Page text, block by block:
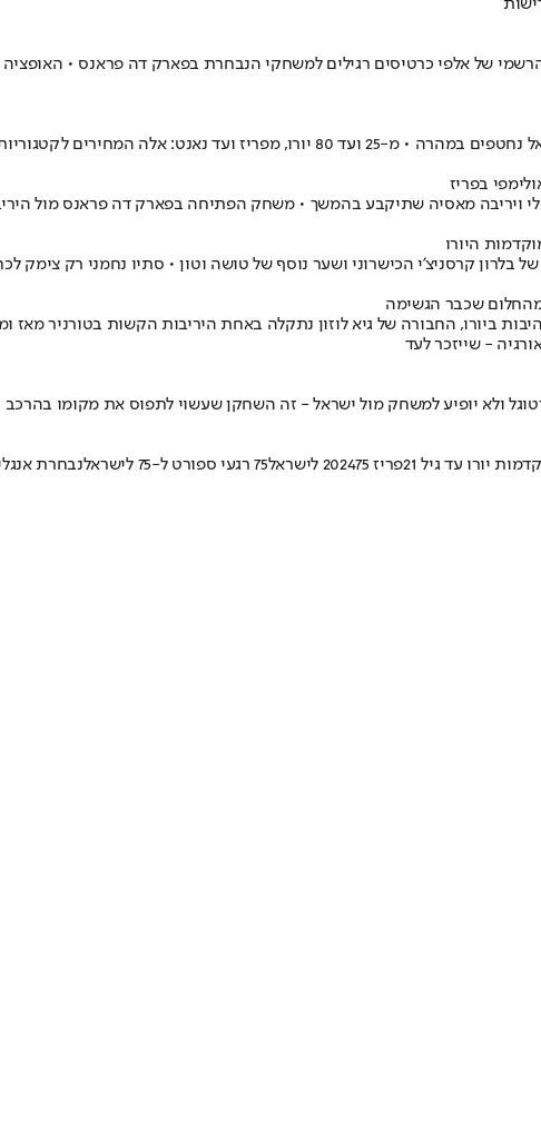
במשחקי הנבחרת • רוצים כרטיס? כדאי לכם להזדרז
בפריז
ויריבה מאסיה שתיקבע בהמשך • משחק הפתיחה בפארק דה פראנס מול
שכבר הגשימה
- שייזכר לעד
ולא יופיע למשחק מול ישראל - זה השחקן שעשוי לתפוס את מקומו בהרכב
יורו עד גיל 21 פריז 2024 75 לישראל 75 רגעי ספורט ל-75 לישראל נבחרת